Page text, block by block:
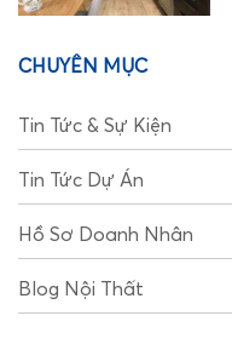
CHUYÊN MỤC
Tin Tức & Sự Kiện
Tin Tức Dự Án
Hồ Sơ Doanh Nhân
Blog Nội Thất